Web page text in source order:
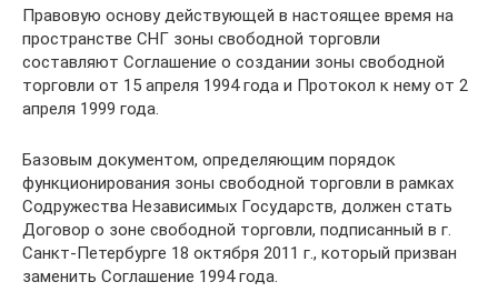
Правовую основу действующей в настоящее время на
пространстве СНГ зоны свободной торговли
составляют Соглашение о создании зоны свободной
торговли от 15 апреля 1994 года и Протокол к нему от 2
апреля 1999 года.
Базовым документом, определяющим порядок
функционирования зоны свободной торговли в рамках
Содружества Независимых Государств, должен стать
Договор о зоне свободной торговли, подписанный в г.
Санкт-Петербурге 18 октября 2011 г., который призван
заменить Соглашение 1994 года.